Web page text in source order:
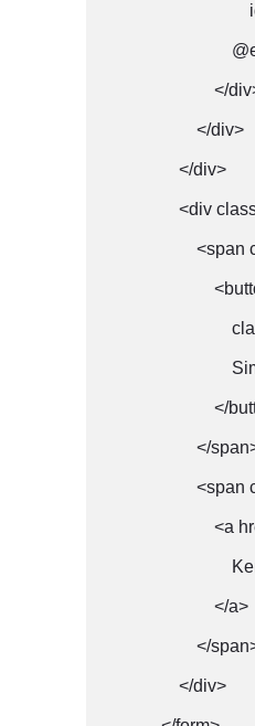
@error('title')
</
</div>
</div>
<div
<span
<button
class="btn
</
</
<span
<a href="/
</a>
</
</div>